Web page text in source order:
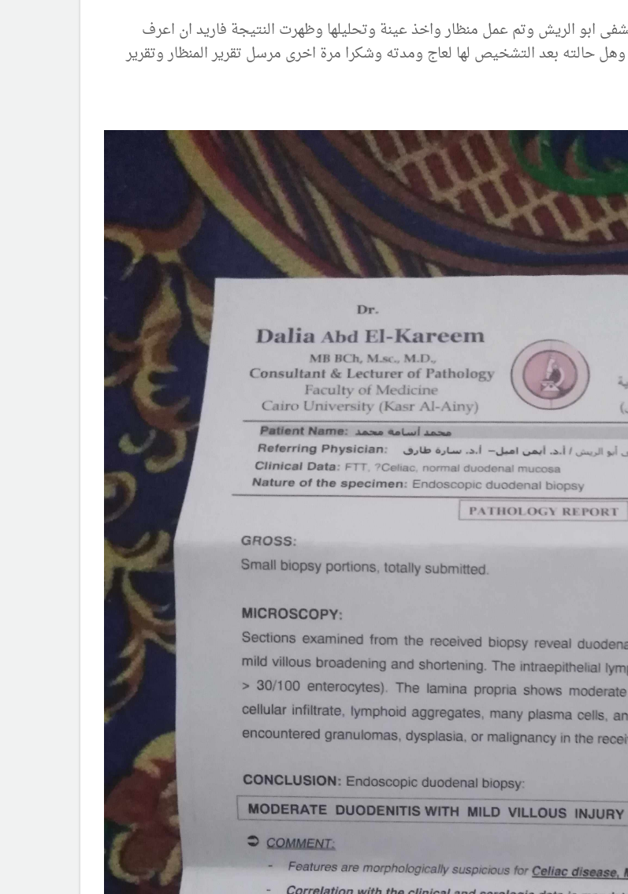
ابو الريش وتم عمل منظار واخذ عينة وتحليلها وظهرت النتيجة فاريد ان اعرف
حالته بعد التشخيص لها لعاج ومدته وشكرا مرة اخرى مرسل تقرير المنظار وتقرير